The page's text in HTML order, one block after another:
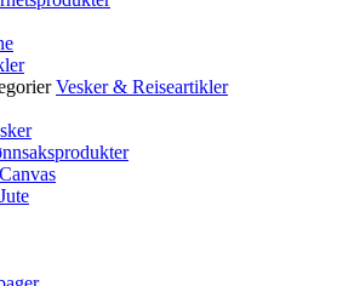
Vesker & Reiseartikler